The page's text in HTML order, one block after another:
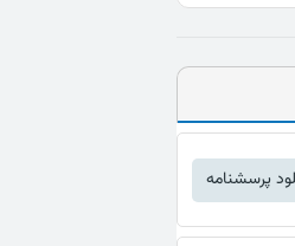
پرسشنامه